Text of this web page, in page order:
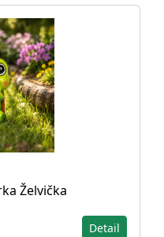
Želvička
Detail